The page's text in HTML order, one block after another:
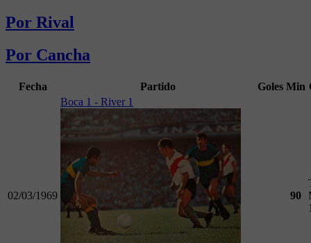
Por Rival
Por Cancha
Fecha Partido Goles Min
02/03/1969
Boca 1 - River 1
90